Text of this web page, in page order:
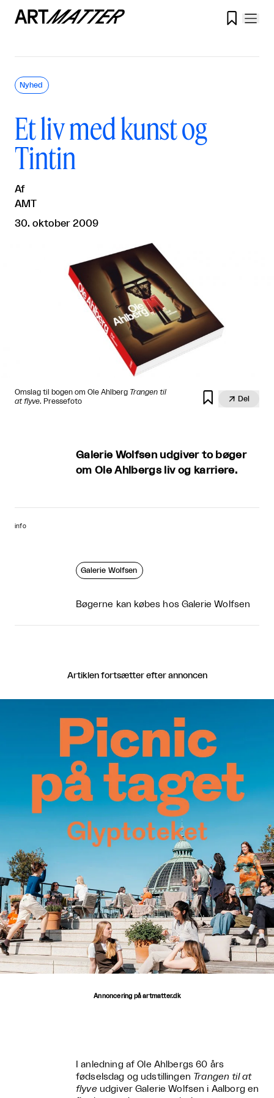

Et liv med kunst og
Tintin
Af
AMT
30. oktober 2009
Nyhed
Omslag til bogen om Ole Ahlberg Trangen til
at flyve. Pressefoto   Del
Galerie Wolfsen udgiver to bøger
om Ole Ahlbergs liv og karriere.
info
Galerie Wolfsen
Bøgerne kan købes hos Galerie Wolfsen
Artiklen fortsætter efter annoncen
Annoncering på artmatter.dk
I anledning af Ole Ahlbergs 60 års
fødselsdag og udstillingen Trangen til at
flyve udgiver Galerie Wolfsen i Aalborg en